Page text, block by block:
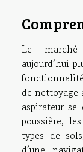
Le
aujourd’hui
de nettoyage
aspirateur
poussière,
types de